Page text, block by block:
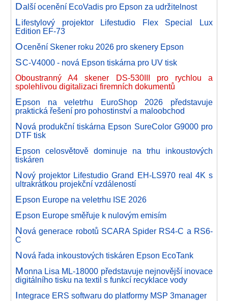
Další ocenění EcoVadis pro Epson za udržitelnost
Lifestylový projektor Lifestudio Flex Special Lux
Edition EF-73
Ocenění Skener roku 2026 pro skenery Epson
SC-V4000 - nová Epson tiskárna pro UV tisk
Oboustranný A4 skener DS-530III pro rychlou a
spolehlivou digitalizaci firemních dokumentů
Epson na veletrhu EuroShop 2026 představuje
praktická řešení pro pohostinství a maloobchod
Nová produkční tiskárna Epson SureColor G9000 pro
DTF tisk
Epson celosvětově dominuje na trhu inkoustových
tiskáren
Nový projektor Lifestudio Grand EH-LS970 real 4K s
ultrakrátkou projekční vzdáleností
Epson Europe na veletrhu ISE 2026
Epson Europe směřuje k nulovým emisím
Nová generace robotů SCARA Spider RS4-C a RS6-
C
Nová řada inkoustových tiskáren Epson EcoTank
Monna Lisa ML-18000 představuje nejnovější inovace
digitálního tisku na textil s funkcí recyklace vody
Integrace ERS softwaru do platformy MSP 3manager